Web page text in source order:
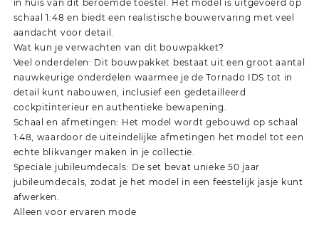
in huis van dit beroemde toestel. Het model is uitgevoerd op
schaal 1:48 en biedt een realistische bouwervaring met veel
aandacht voor detail.
Wat kun je verwachten van dit bouwpakket?
Veel onderdelen: Dit bouwpakket bestaat uit een groot aantal
nauwkeurige onderdelen waarmee je de Tornado IDS tot in
detail kunt nabouwen, inclusief een gedetailleerd
cockpitinterieur en authentieke bewapening.
Schaal en afmetingen: Het model wordt gebouwd op schaal
1:48, waardoor de uiteindelijke afmetingen het model tot een
echte blikvanger maken in je collectie.
Speciale jubileumdecals: De set bevat unieke 50 jaar
jubileumdecals, zodat je het model in een feestelijk jasje kunt
afwerken.
Alleen voor ervaren mode